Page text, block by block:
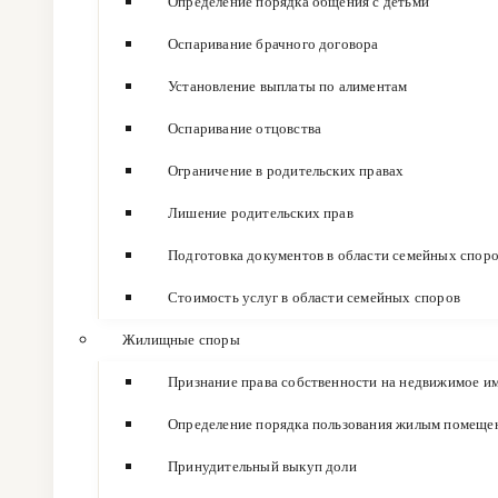
Оспаривание брачного договора
Установление выплаты по алиментам
Оспаривание отцовства
Ограничение в родительских правах
Лишение родительских прав
Подготовка документов в области семейных
Стоимость услуг в области семейных споров
Жилищные споры
Признание права собственности на недвижимое
Определение порядка пользования жилым
Принудительный выкуп доли